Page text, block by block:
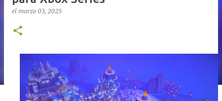
el marzo 03, 2025